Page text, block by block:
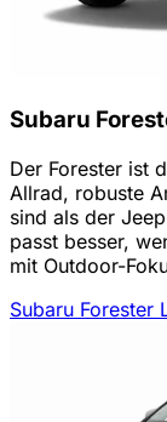
Subaru
Der Forester ist
Allrad, robuste
sind als der
passt besser,
mit Outdoor-
Subaru Forester